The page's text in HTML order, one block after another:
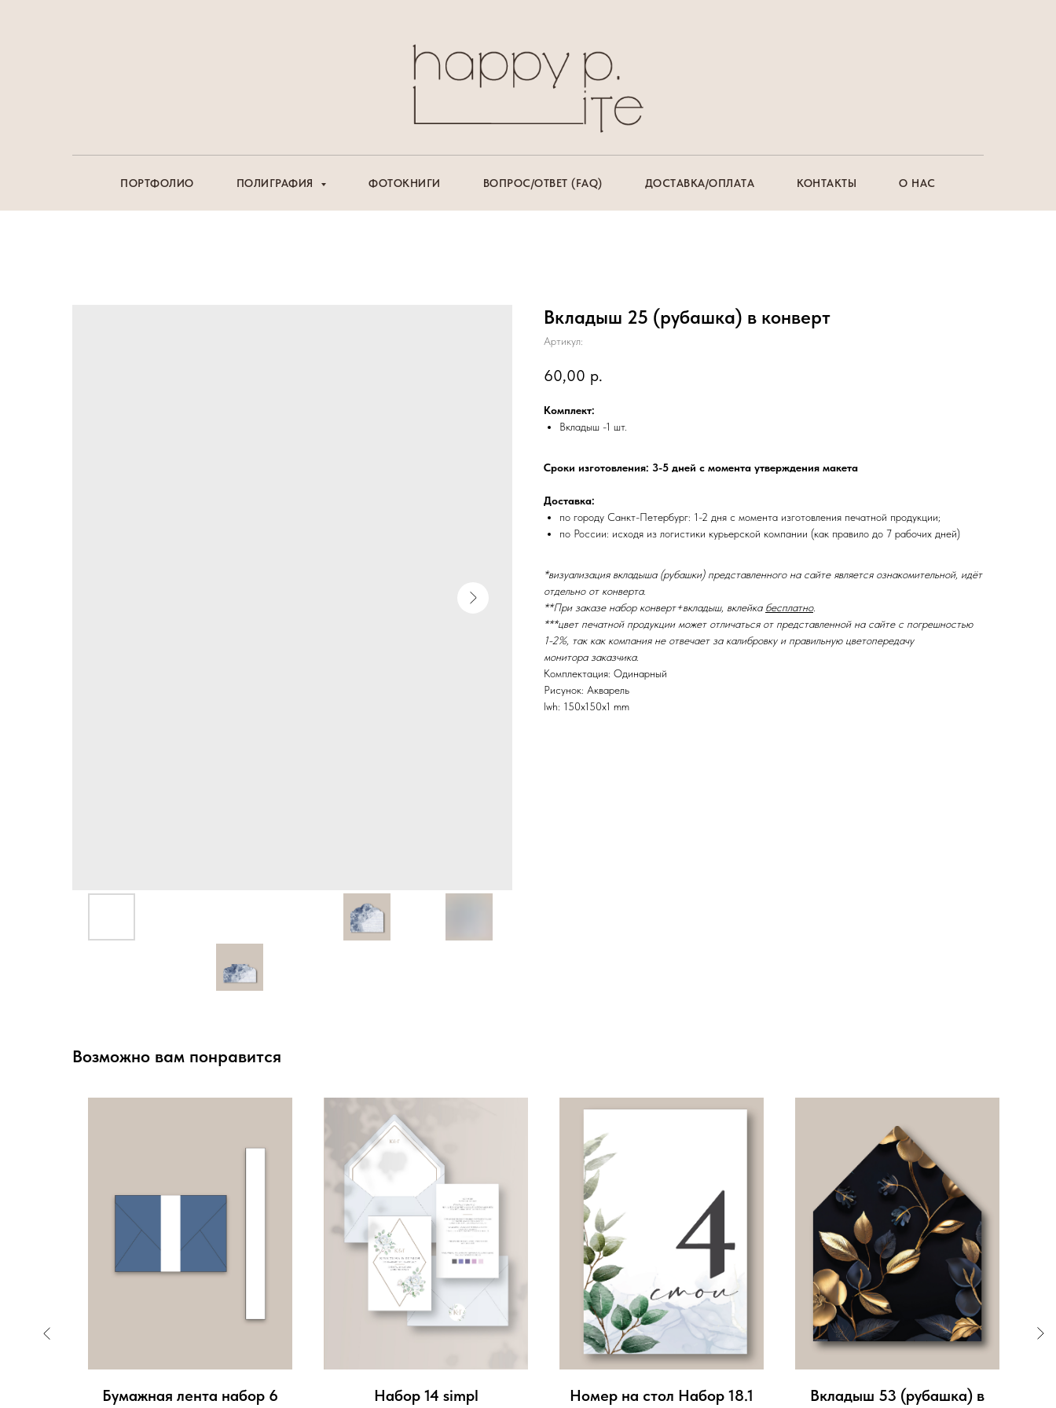
ПОРТФОЛИО ПОЛИГРАФИЯ ФОТОКНИГИ ВОПРОС/ОТВЕТ (FAQ) ДОСТАВКА/ОПЛАТА КОНТАКТЫ О НАС
Вкладыш 25 (рубашка) в конверт
Артикул:
60,00 р.
Комплект:
Вкладыш -1 шт.
Сроки изготовления: 3-5 дней с момента утверждения макета
Доставка:
по городу Санкт-Петербург: 1-2 дня с момента изготовления печатной продукции;
по России: исходя из логистики курьерской компании (как правило до 7 рабочих дней)
*визуализация вкладыша (рубашки) представленного на сайте является ознакомительной, идёт
отдельно от конверта.
**При заказе набор конверт+вкладыш, вклейка бесплатно.
***цвет печатной продукции может отличаться от представленной на сайте с погрешностью
1-2%, так как компания не отвечает за калибровку и правильную цветопередачу
монитора заказчика.
Комплектация: Одинарный
Рисунок: Акварель
lwh: 150x150x1 mm
Возможно вам понравится
Бумажная лента набор 6 Набор 14 simpl Номер на стол Набор 18.1
Вкладыш 53 (рубашка) в